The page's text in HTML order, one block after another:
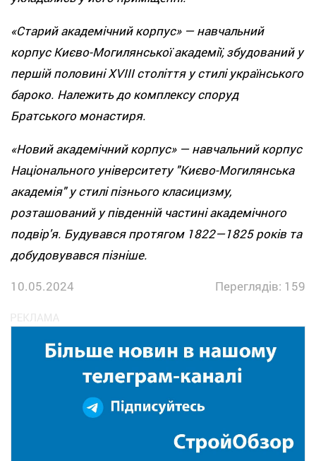
«Старий академічний корпус» — навчальний
корпус Києво-Могилянської академії, збудований у
першій половині XVIII століття у стилі українського
бароко. Належить до комплексу споруд
Братського монастиря.
«Новий академічний корпус» — навчальний корпус
Національного університету "Києво-Могилянська
академія" у стилі пізнього класицизму,
розташований у південній частині академічного
подвір'я. Будувався протягом 1822—1825 років та
добудовувався пізніше.
10.05.2024
Переглядів: 159